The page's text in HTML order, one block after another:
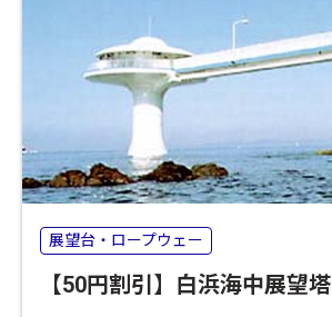
展望台・ロープウェー
【50円割引】白浜海中展望塔